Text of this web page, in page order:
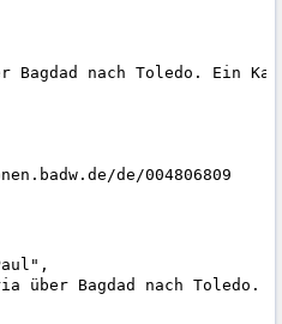
Bagdad nach Toledo. Ein
de/004806809
Bagdad nach Toledo.